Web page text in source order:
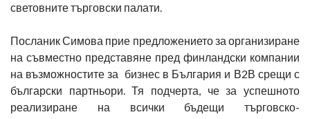
световните търговски палати.
Посланик Симова прие предложението за организиране
на съвместно представяне пред финландски компании
на възможностите за бизнес в България и В2В срещи с
български партньори. Тя подчерта, че за успешното
реализиране на всички бъдещи търговско-